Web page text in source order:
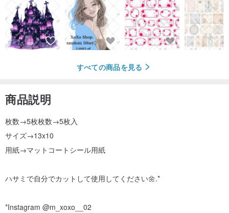
すべての商品を見る
商品説明
枚数→5枚枚数→5枚入
サイズ→13x10
用紙→マットコートシール用紙
ハサミで自分でカットして使用してください🌼.*
*Instagram @m_xoxo__02